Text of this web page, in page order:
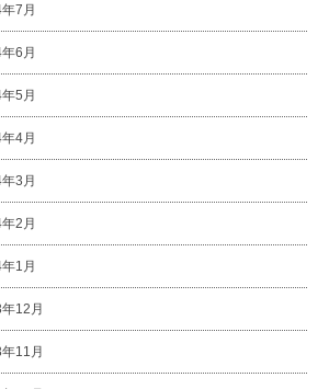
7月
6月
5月
4月
3月
2月
1月
12月
11月